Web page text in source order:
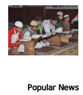
Popular News